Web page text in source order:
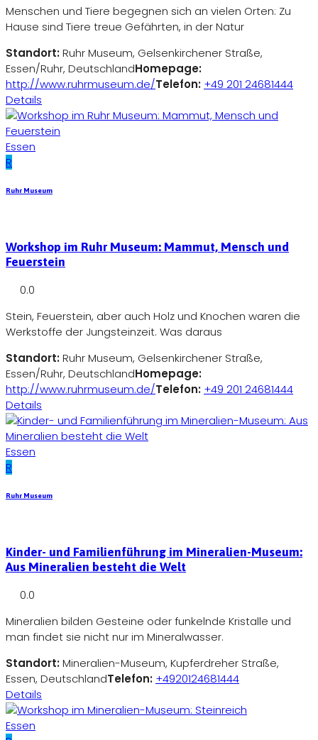
Menschen und Tiere begegnen sich an vielen Orten: Zu
Hause sind Tiere treue Gefährten, in der Natur
Standort:Ruhr Museum, Gelsenkirchener Straße,
Essen/Ruhr, DeutschlandHomepage:
http://www.ruhrmuseum.de/Telefon: +49 201 24681444
Details
Essen
R
Ruhr Museum
Workshop im Ruhr Museum: Mammut, Mensch und
Feuerstein
0.0
Stein, Feuerstein, aber auch Holz und Knochen waren die
Werkstoffe der Jungsteinzeit. Was daraus
Standort:Ruhr Museum, Gelsenkirchener Straße,
Essen/Ruhr, DeutschlandHomepage:
http://www.ruhrmuseum.de/Telefon: +49 201 24681444
Details
Essen
R
Ruhr Museum
Kinder- und Familienführung im Mineralien-Museum:
Aus Mineralien besteht die Welt
0.0
Mineralien bilden Gesteine oder funkelnde Kristalle und
man findet sie nicht nur im Mineralwasser.
Standort:Mineralien-Museum, Kupferdreher Straße,
Essen, DeutschlandTelefon: +4920124681444
Details
Essen